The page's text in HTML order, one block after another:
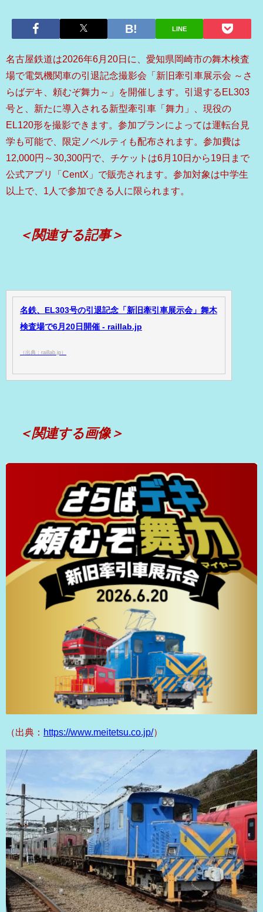
LINE
名古屋鉄道は2026年6月20日に、愛知県岡崎市の舞木検査
場で電気機関車の引退記念撮影会「新旧牽引車展示会 ～さ
らばデキ、頼むぞ舞力～」を開催します。引退するEL303
号と、新たに導入される新型牽引車「舞力」、現役の
EL120形を撮影できます。参加プランによっては運転台見
学も可能で、限定ノベルティも配布されます。参加費は
12,000円～30,300円で、チケットは6月10日から19日まで
公式アプリ「CentX」で販売されます。参加対象は中学生
以上で、1人で参加できる人に限られます。
＜関連する記事＞
名鉄、EL303号の引退記念「新旧牽引車展示会」舞木
検査場で6月20日開催 - raillab.jp
（出典：raillab.jp）
＜関連する画像＞
（出典： https://www.meitetsu.co.jp/）